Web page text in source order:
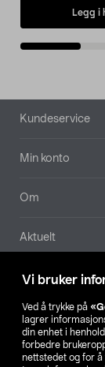
Vi bruker
Ved å trykke på
lagrer
din enhet i
forbedre
nettstedet og for
Legg i
Kundeservice
Min konto
Om
Aktuelt
Våre selskaper